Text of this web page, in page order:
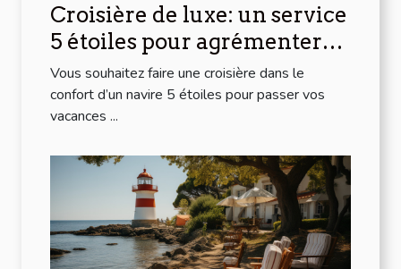
Croisière de luxe: un service
5 étoiles pour agrémenter
vos vacances
Vous souhaitez faire une croisière dans le
confort d’un navire 5 étoiles pour passer vos
vacances ...